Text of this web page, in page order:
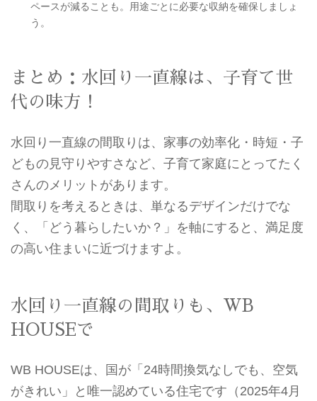
ペースが減ることも。用途ごとに必要な収納を確保しましょ
う。
まとめ：水回り一直線は、子育て世
代の味方！
水回り一直線の間取りは、家事の効率化・時短・子
どもの見守りやすさなど、子育て家庭にとってたく
さんのメリットがあります。
間取りを考えるときは、単なるデザインだけでな
く、「どう暮らしたいか？」を軸にすると、満足度
の高い住まいに近づけますよ。
水回り一直線の間取りも、WB
HOUSEで
WB HOUSEは、国が「24時間換気なしでも、空気
がきれい」と唯一認めている住宅です（2025年4月